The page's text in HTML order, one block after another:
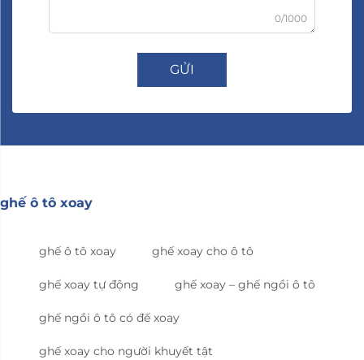
0/1000
GỬI
ghế ô tô xoay
ghế ô tô xoay ghế xoay cho ô tô
ghế xoay tự động ghế xoay – ghế ngồi ô tô
ghế ngồi ô tô có đế xoay
ghế xoay cho người khuyết tật